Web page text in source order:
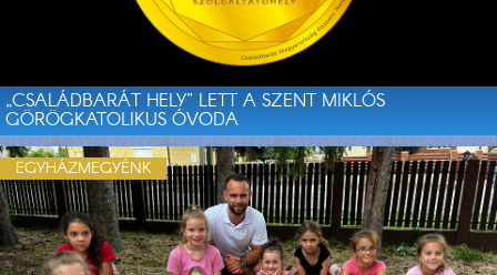
„CSALÁDBARÁT HELY” LETT A SZENT MIKLÓS
GÖRÖGKATOLIKUS ÓVODA
EGYHÁZMEGYÉNK